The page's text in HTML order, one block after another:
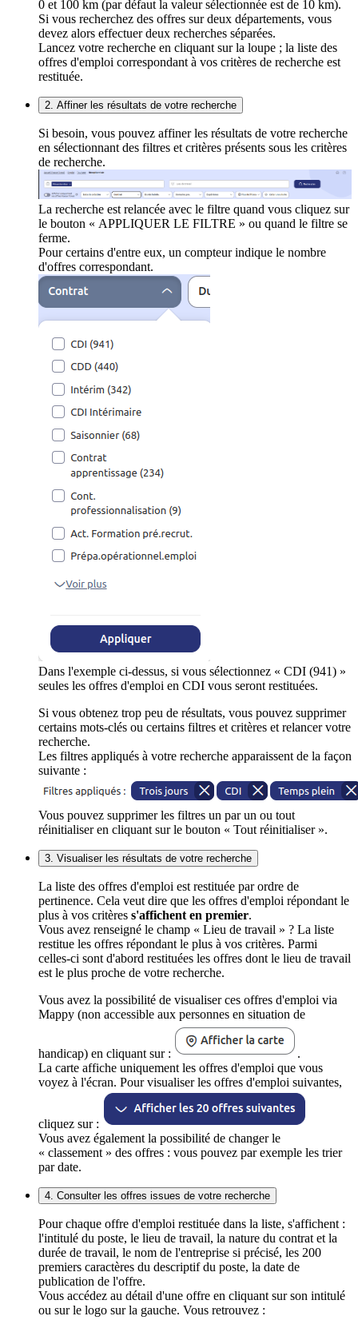
0 et 100 km (par défaut la valeur sélectionnée est de 10 km).
Si vous recherchez des offres sur deux départements, vous
devez alors effectuer deux recherches séparées.
Lancez votre recherche en cliquant sur la loupe ; la liste des
offres d'emploi correspondant à vos critères de recherche est
restituée.
2. Affiner les résultats de votre recherche
Si besoin, vous pouvez affiner les résultats de votre recherche
en sélectionnant des filtres et critères présents sous les critères
de recherche.
La recherche est relancée avec le filtre quand vous cliquez sur
le bouton « APPLIQUER LE FILTRE » ou quand le filtre se
ferme.
Pour certains d'entre eux, un compteur indique le nombre
d'offres correspondant.
Dans l'exemple ci-dessus, si vous sélectionnez « CDI (941) »
seules les offres d'emploi en CDI vous seront restituées.
Si vous obtenez trop peu de résultats, vous pouvez supprimer
certains mots-clés ou certains filtres et critères et relancer votre
recherche.
Les filtres appliqués à votre recherche apparaissent de la façon
suivante :
Vous pouvez supprimer les filtres un par un ou tout
réinitialiser en cliquant sur le bouton « Tout réinitialiser ».
3. Visualiser les résultats de votre recherche
La liste des offres d'emploi est restituée par ordre de
pertinence. Cela veut dire que les offres d'emploi répondant le
plus à vos critères s'affichent en premier.
Vous avez renseigné le champ « Lieu de travail » ? La liste
restitue les offres répondant le plus à vos critères. Parmi
celles-ci sont d'abord restituées les offres dont le lieu de travail
est le plus proche de votre recherche.
Vous avez la possibilité de visualiser ces offres d'emploi via
Mappy (non accessible aux personnes en situation de
handicap) en cliquant sur :
.
La carte affiche uniquement les offres d'emploi que vous
voyez à l'écran. Pour visualiser les offres d'emploi suivantes,
cliquez sur :
Vous avez également la possibilité de changer le
« classement » des offres : vous pouvez par exemple les trier
par date.
4. Consulter les offres issues de votre recherche
Pour chaque offre d'emploi restituée dans la liste, s'affichent :
l'intitulé du poste, le lieu de travail, la nature du contrat et la
durée de travail, le nom de l'entreprise si précisé, les 200
premiers caractères du descriptif du poste, la date de
publication de l'offre.
Vous accédez au détail d'une offre en cliquant sur son intitulé
ou sur le logo sur la gauche. Vous retrouvez :